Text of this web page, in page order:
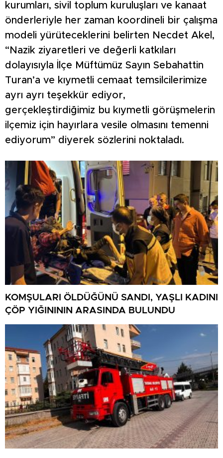
kurumları, sivil toplum kuruluşları ve kanaat
önderleriyle her zaman koordineli bir çalışma
modeli yürüteceklerini belirten Necdet Akel,
“Nazik ziyaretleri ve değerli katkıları
dolayısıyla İlçe Müftümüz Sayın Sebahattin
Turan’a ve kıymetli cemaat temsilcilerimize
ayrı ayrı teşekkür ediyor,
gerçekleştirdiğimiz bu kıymetli görüşmelerin
ilçemiz için hayırlara vesile olmasını temenni
ediyorum” diyerek sözlerini noktaladı.
KOMŞULARI ÖLDÜĞÜNÜ SANDI, YAŞLI KADINI
ÇÖP YIĞINININ ARASINDA BULUNDU